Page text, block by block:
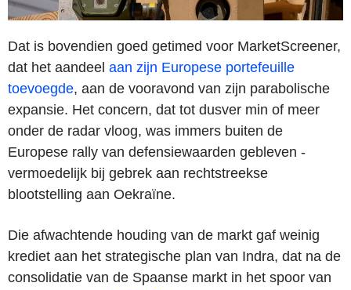
Dat is bovendien goed getimed voor MarketScreener,
dat het aandeel aan zijn Europese portefeuille
toevoegde, aan de vooravond van zijn parabolische
expansie. Het concern, dat tot dusver min of meer
onder de radar vloog, was immers buiten de
Europese rally van defensiewaarden gebleven -
vermoedelijk bij gebrek aan rechtstreekse
blootstelling aan Oekraïne.
Die afwachtende houding van de markt gaf weinig
krediet aan het strategische plan van Indra, dat na de
consolidatie van de Spaanse markt in het spoor van